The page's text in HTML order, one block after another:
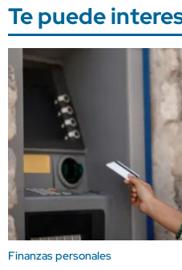
Te puede
Finanzas personales